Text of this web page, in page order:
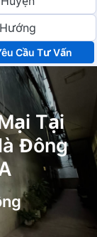
Cầu Tư Vấn
Tại
Đông